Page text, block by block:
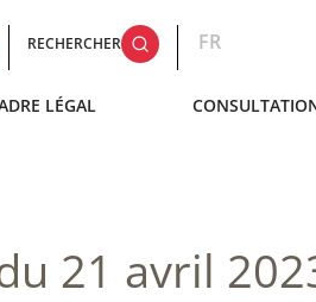
RECHERCHER FR
LÉGAL
21 avril